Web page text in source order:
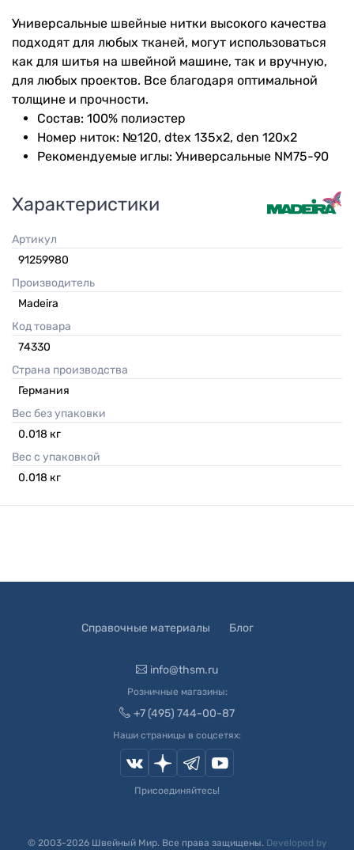
Универсальные швейные нитки высокого качества
подходят для любых тканей, могут использоваться
как для шитья на швейной машине, так и вручную,
для любых проектов. Все благодаря оптимальной
толщине и прочности.
Состав: 100% полиэстер
Номер ниток: №120, dtex 135x2, den 120x2
Рекомендуемые иглы: Универсальные NM75-90
Характеристики
Артикул
91259980
Производитель
Madeira
Код товара
74330
Страна производства
Германия
Вес без упаковки
0.018 кг
Вес с упаковкой
0.018 кг
Справочные материалы Блог
info@thsm.ru
Розничные магазины:
+7 (495) 744-00-87
Наши страницы в соцсетях:
Присоединяйтесь!
© 2003-2026Швейный Мир. Все права защищены. Developed by